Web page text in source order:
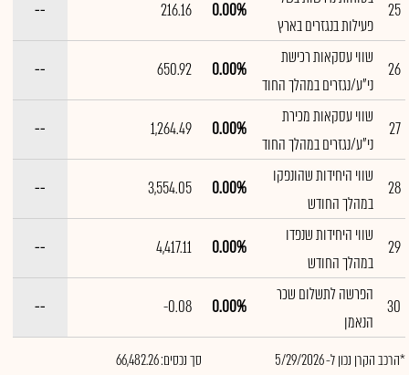
25
פעילות בנגזרים בארץ
0.00%
216.16
--
26
שווי עסקאות רכישת
ני"ע/נגזרים במהלך החוד
0.00%
650.92
--
27
שווי עסקאות מכירת
ני"ע/נגזרים במהלך החוד
0.00%
1,264.49
--
28
שווי היחידות שהונפקו
במהלך החודש
0.00%
3,554.05
--
29
שווי היחידות שנפדו
במהלך החודש
0.00%
4,417.11
--
30
הפרשה לתשלום שכר
הנאמן
0.00%
-0.08
--
*הרכב הקרן נכון ל- 5/29/2026 סך נכסים: 66,482.26